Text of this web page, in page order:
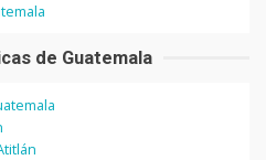
de Guatemala